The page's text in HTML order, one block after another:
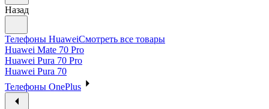
Назад
Телефоны HuaweiСмотреть все товары
Huawei Mate 70 Pro
Huawei Pura 70 Pro
Huawei Pura 70
Телефоны OnePlus